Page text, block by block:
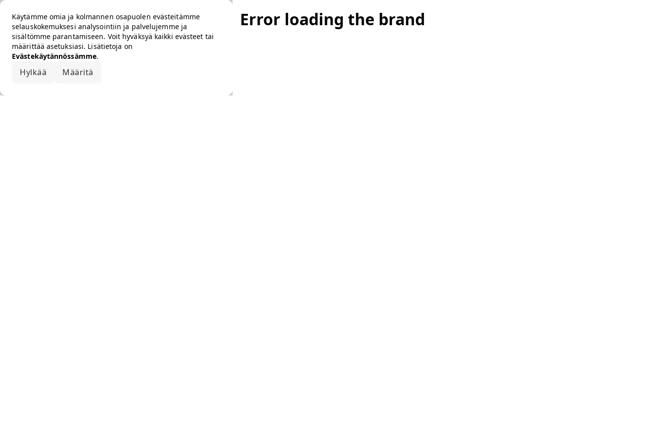
Käytämme omia ja kolmannen osapuolen evästeitämme
selauskokemuksesi analysointiin ja palvelujemme ja
sisältömme parantamiseen. Voit hyväksyä kaikki evästeet tai
määrittää asetuksiasi. Lisätietoja on
Evästekäytännössämme.
Hylkää Määritä
Error loading the brand